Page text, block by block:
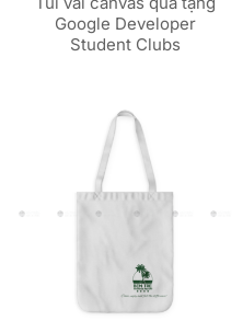
Google Developer
Student Clubs